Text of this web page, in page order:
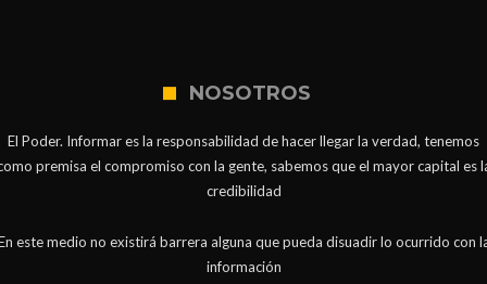
NOSOTROS
El Poder. Informar es la responsabilidad de hacer llegar la verdad, tenemos
premisa el compromiso con la gente, sabemos que el mayor capital es
credibilidad
este medio no existirá barrera alguna que pueda disuadir lo ocurrido con
información